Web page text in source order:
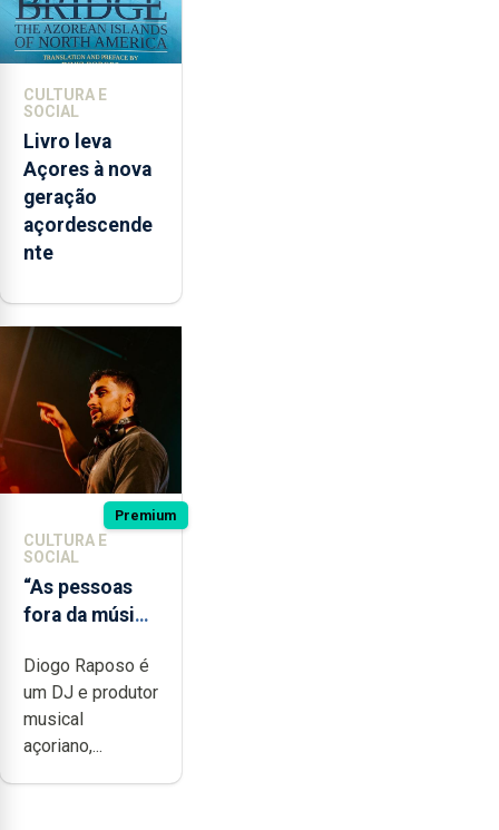
CULTURA E
SOCIAL
Livro leva
Açores à nova
geração
açordescende
nte
Premium
CULTURA E
SOCIAL
“As pessoas
fora da música
noção do quão
difícil é
produzir uma
música”
Diogo Raposo é
um DJ e produtor
musical
açoriano,...